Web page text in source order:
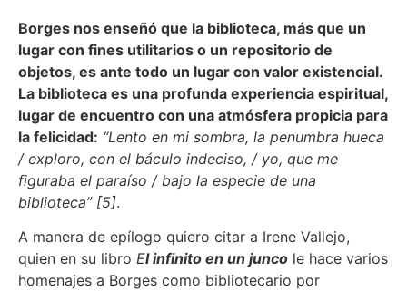
Borges nos enseñó que la biblioteca, más que un
lugar con fines utilitarios o un repositorio de
objetos, es ante todo un lugar con valor existencial.
La biblioteca es una profunda experiencia espiritual,
lugar de encuentro con una atmósfera propicia para
la felicidad: “Lento en mi sombra, la penumbra hueca
/ exploro, con el báculo indeciso, / yo, que me
figuraba el paraíso / bajo la especie de una
biblioteca” [5].
A manera de epílogo quiero citar a Irene Vallejo,
quien en su libro El infinito en un junco le hace varios
homenajes a Borges como bibliotecario por